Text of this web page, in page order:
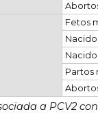
Fetos
Partos
a PCV2